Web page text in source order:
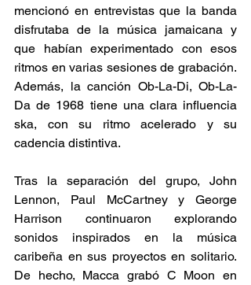
mencionó en entrevistas que la banda
disfrutaba de la música jamaicana y
que habían experimentado con esos
ritmos en varias sesiones de grabación.
Además, la canción Ob-La-Di, Ob-La-
Da de 1968 tiene una clara influencia
ska, con su ritmo acelerado y su
cadencia distintiva.
Tras la separación del grupo, John
Lennon, Paul McCartney y George
Harrison continuaron explorando
sonidos inspirados en la música
caribeña en sus proyectos en solitario.
De hecho, Macca grabó C Moon en